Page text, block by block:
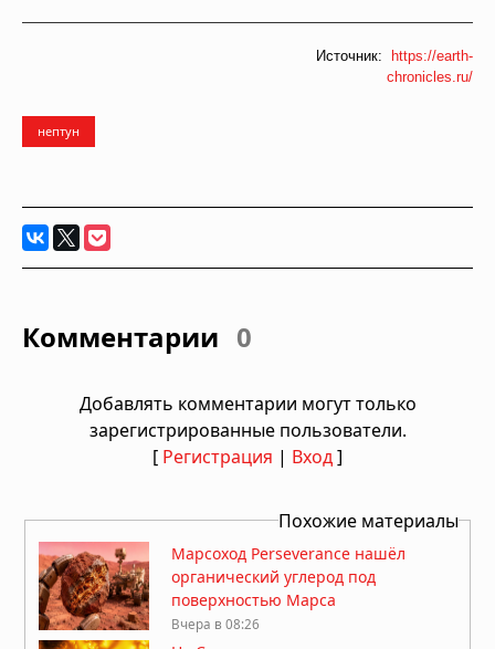
Источник: https://earth-
chronicles.ru/
нептун
Комментарии 0
Добавлять комментарии могут только
зарегистрированные пользователи.
[ Регистрация | Вход]
Похожие материалы
Марсоход Perseverance нашёл
органический углерод под
поверхностью Марса
Вчера в 08:26